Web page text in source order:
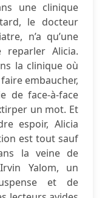
une clinique
le docteur
n’a qu’une
Alicia.
la clinique où
embaucher,
de face-à-face
un mot. Et
espoir, Alicia
est tout sauf
la veine de
Yalom, un
et de